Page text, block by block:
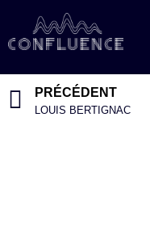
PRÉCÉDENT
LOUIS BERTIGNAC